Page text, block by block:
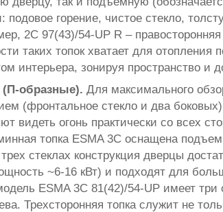
подовое горение, чистое стекло,
2С 97(43)/54-UP R –
таких топок хватает для отопления
интерьера, зонируя пространство и
(П-образные). Для максимального
(фронтальное стекло и два
видеть огонь практически со всех
топка ESMA 3C оснащена
стеклах конструкция дверцы
~6-16 кВт) и подходят для
ESMA 3C 81(42)/54-UP имеет три
Трехсторонняя топка служит не